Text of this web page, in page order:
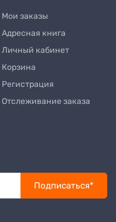
Мои заказы
Адресная книга
Личный кабинет
Корзина
Регистрация
Отслеживание заказа
Подписаться*